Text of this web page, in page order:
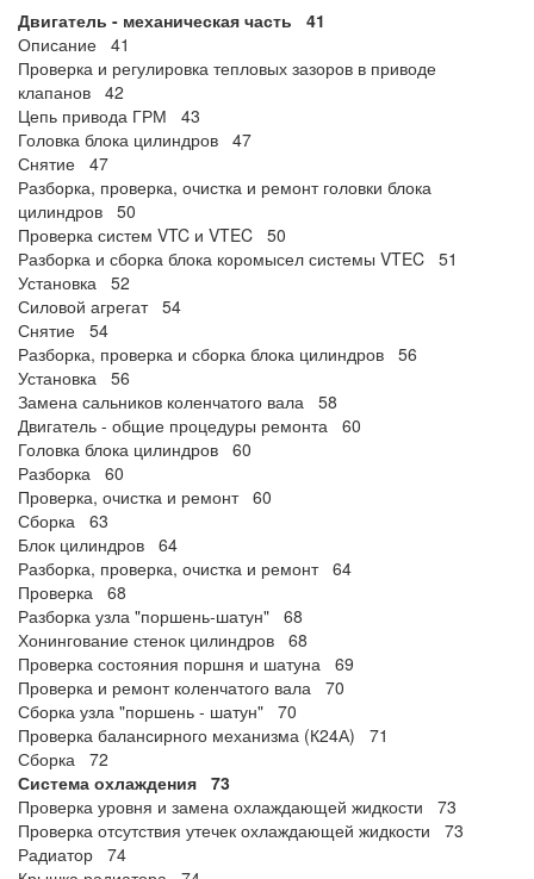
Двигатель - механическая часть 41
Описание 41
Проверка и регулировка тепловых зазоров в приводе
клапанов 42
Цепь привода ГРМ 43
Головка блока цилиндров 47
Снятие 47
Разборка, проверка, очистка и ремонт головки блока
цилиндров 50
Проверка систем VTC и VTEC 50
Разборка и сборка блока коромысел системы VTEC 51
Установка 52
Силовой агрегат 54
Снятие 54
Разборка, проверка и сборка блока цилиндров 56
Установка 56
Замена сальников коленчатого вала 58
Двигатель - общие процедуры ремонта 60
Головка блока цилиндров 60
Разборка 60
Проверка, очистка и ремонт 60
Сборка 63
Блок цилиндров 64
Разборка, проверка, очистка и ремонт 64
Проверка 68
Разборка узла "поршень-шатун" 68
Хонингование стенок цилиндров 68
Проверка состояния поршня и шатуна 69
Проверка и ремонт коленчатого вала 70
Сборка узла "поршень - шатун" 70
Проверка балансирного механизма (К24А) 71
Сборка 72
Система охлаждения 73
Проверка уровня и замена охлаждающей жидкости 73
Проверка отсутствия утечек охлаждающей жидкости 73
Радиатор 74